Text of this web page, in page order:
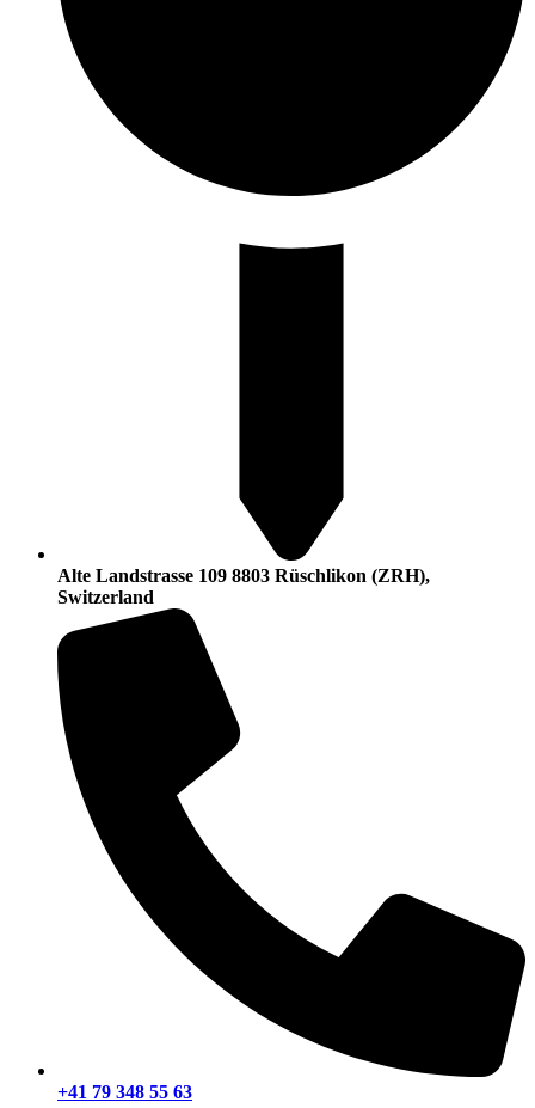
Alte Landstrasse 109 8803 Rüschlikon (ZRH),
Switzerland
+41 79 348 55 63